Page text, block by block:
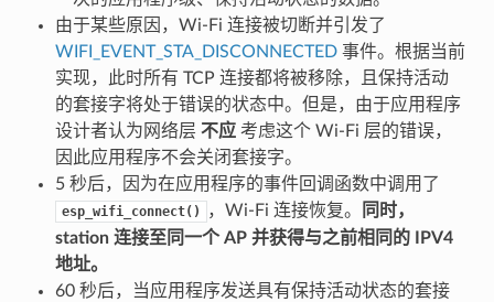
由于某些原因，Wi-Fi 连接被切断并引发了
WIFI_EVENT_STA_DISCONNECTED事件。根据当前
实现，此时所有 TCP 连接都将被移除，且保持活动
的套接字将处于错误的状态中。但是，由于应用程序
设计者认为网络层 不应考虑这个 Wi-Fi 层的错误，
因此应用程序不会关闭套接字。
5 秒后，因为在应用程序的事件回调函数中调用了
esp_wifi_connect() ，Wi-Fi 连接恢复。
同时，
station 连接至同一个 AP 并获得与之前相同的 IPV4
地址。
60 秒后，当应用程序发送具有保持活动状态的套接